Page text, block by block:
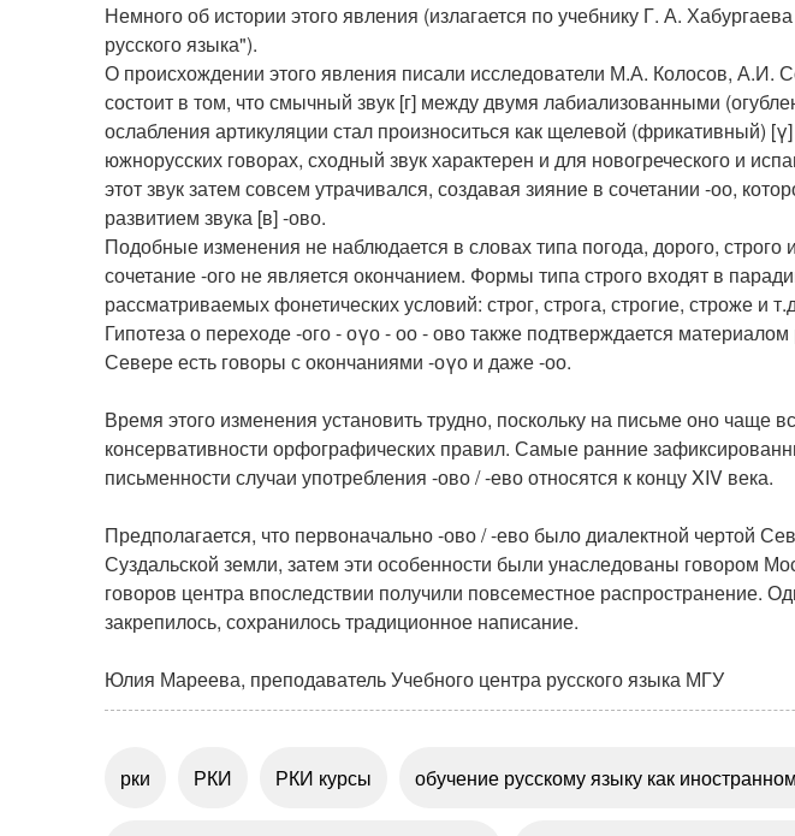
Немного об истории этого явления (излагается по учебнику Г. А.
русского языка").
О происхождении этого явления писали исследователи М.А. Колосов, А.И.
состоит в том, что смычный звук [г] между двумя лабиализованными
ослабления артикуляции стал произноситься как щелевой (фрикативный) [γ]
южнорусских говорах, сходный звук характерен и для новогреческого и
этот звук затем совсем утрачивался, создавая зияние в сочетании -оо,
развитием звука [в] -ово.
Подобные изменения не наблюдается в словах типа погода, дорого, строго
сочетание -ого не является окончанием. Формы типа строго входят в
рассматриваемых фонетических условий: строг, строга, строгие, строже и
Гипотеза о переходе -ого - оγо - оо - ово также подтверждается
Севере есть говоры с окончаниями -оγо и даже -оо.
Время этого изменения установить трудно, поскольку на письме оно чаще
консервативности орфографических правил. Самые ранние
письменности случаи употребления -ово / -ево относятся к концу XIV века.
Предполагается, что первоначально -ово / -ево было диалектной чертой
Суздальской земли, затем эти особенности были унаследованы говором
говоров центра впоследствии получили повсеместное распространение.
закрепилось, сохранилось традиционное написание.
Юлия Мареева, преподаватель Учебного центра русского языка МГУ
рки РКИ РКИ курсы обучение русскому языку как